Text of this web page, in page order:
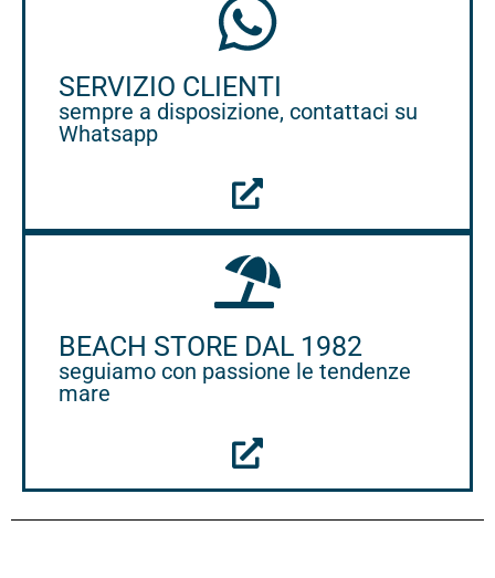
SERVIZIO CLIENTI
sempre a disposizione, contattaci su
Whatsapp
BEACH STORE DAL 1982
seguiamo con passione le tendenze
mare